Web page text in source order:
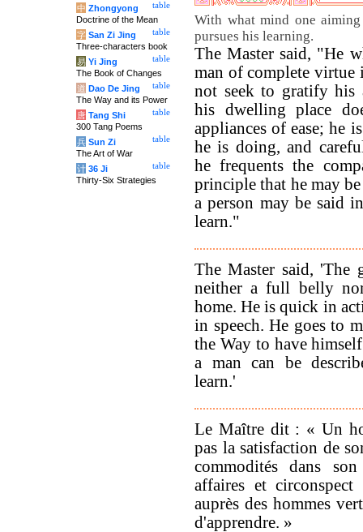
With what mind one
pursues his learning.
The Master said, "He
man of complete virtue
not seek to gratify his
his dwelling place
appliances of ease; he
he is doing, and
he frequents the
principle that he may
a person may be said
learn."
The Master said, 'The
neither a full belly
home. He is quick in
in speech. He goes to
the Way to have
a man can be
learn.'
Le Maître dit : « Un
pas la satisfaction de
commodités dans
affaires et
auprès des hommes
d'apprendre. »
table
中 Zhongyong
Doctrine of the Mean
table
字 San Zi Jing
Three-characters book
table
易 Yi Jing
The Book of Changes
table
道 Dao De Jing
The Way and its Power
table
唐 Tang Shi
300 Tang Poems
table
兵 Sun Zi
The Art of War
table
计 36 Ji
Thirty-Six Strategies